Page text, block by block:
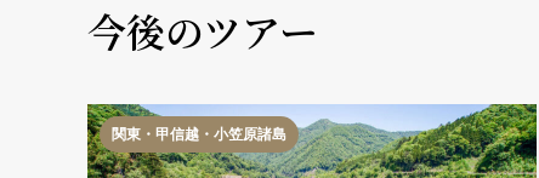
今後のツアー
関東・甲信越・小笠原諸島